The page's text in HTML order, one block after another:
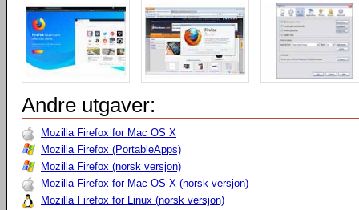
Andre utgaver:
Mozilla Firefox for Mac OS X
Mozilla Firefox (PortableApps)
Mozilla Firefox (norsk versjon)
Mozilla Firefox for Mac OS X (norsk versjon)
Mozilla Firefox for Linux (norsk versjon)